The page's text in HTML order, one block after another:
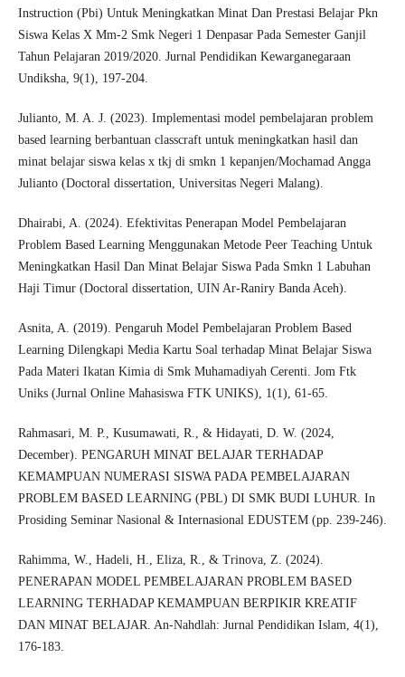
Instruction (Pbi) Untuk Meningkatkan Minat Dan Prestasi Belajar Pkn
Siswa Kelas X Mm-2 Smk Negeri 1 Denpasar Pada Semester Ganjil
Tahun Pelajaran 2019/2020. Jurnal Pendidikan Kewarganegaraan
Undiksha, 9(1), 197-204.
Julianto, M. A. J. (2023). Implementasi model pembelajaran problem
based learning berbantuan classcraft untuk meningkatkan hasil dan
minat belajar siswa kelas x tkj di smkn 1 kepanjen/Mochamad Angga
Julianto (Doctoral dissertation, Universitas Negeri Malang).
Dhairabi, A. (2024). Efektivitas Penerapan Model Pembelajaran
Problem Based Learning Menggunakan Metode Peer Teaching Untuk
Meningkatkan Hasil Dan Minat Belajar Siswa Pada Smkn 1 Labuhan
Haji Timur (Doctoral dissertation, UIN Ar-Raniry Banda Aceh).
Asnita, A. (2019). Pengaruh Model Pembelajaran Problem Based
Learning Dilengkapi Media Kartu Soal terhadap Minat Belajar Siswa
Pada Materi Ikatan Kimia di Smk Muhamadiyah Cerenti. Jom Ftk
Uniks (Jurnal Online Mahasiswa FTK UNIKS), 1(1), 61-65.
Rahmasari, M. P., Kusumawati, R., & Hidayati, D. W. (2024,
December). PENGARUH MINAT BELAJAR TERHADAP
KEMAMPUAN NUMERASI SISWA PADA PEMBELAJARAN
PROBLEM BASED LEARNING (PBL) DI SMK BUDI LUHUR. In
Prosiding Seminar Nasional & Internasional EDUSTEM (pp. 239-246).
Rahimma, W., Hadeli, H., Eliza, R., & Trinova, Z. (2024).
PENERAPAN MODEL PEMBELAJARAN PROBLEM BASED
LEARNING TERHADAP KEMAMPUAN BERPIKIR KREATIF
DAN MINAT BELAJAR. An-Nahdlah: Jurnal Pendidikan Islam, 4(1),
176-183.